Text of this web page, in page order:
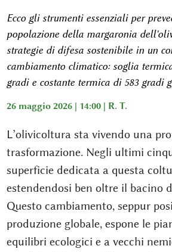
Ecco gli strumenti essenziali per
popolazione della margaronia
strategie di difesa sostenibile in un
cambiamento climatico: soglia
gradi e costante termica di 583 gradi
26 maggio 2026 | 14:00 | R. T.
L’olivicoltura sta vivendo una
trasformazione. Negli ultimi
superficie dedicata a questa
estendendosi ben oltre il bacino
Questo cambiamento, seppur
produzione globale, espone le
equilibri ecologici e a vecchi